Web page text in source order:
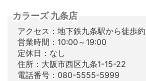
カラーズ 九条店
アクセス：地下鉄九条駅から徒歩
営業時間：10:00～19:00
定休日：なし
住所：大阪市西区九条1-15-22
電話番号：080-5555-5999